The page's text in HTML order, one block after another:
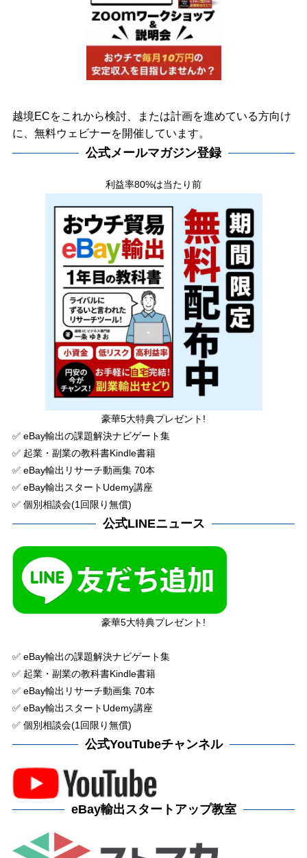
越境ECをこれから検討、または計画を進めている方向け
に、無料ウェビナーを開催しています。
公式メールマガジン登録
利益率80%は当たり前
豪華5大特典プレゼント!
✅ eBay輸出の課題解決ナビゲート集
✅ 起業・副業の教科書Kindle書籍
✅ eBay輸出リサーチ動画集 70本
✅ eBay輸出スタートUdemy講座
✅ 個別相談会(1回限り無償)
公式LINEニュース
豪華5大特典プレゼント!
✅ eBay輸出の課題解決ナビゲート集
✅ 起業・副業の教科書Kindle書籍
✅ eBay輸出リサーチ動画集 70本
✅ eBay輸出スタートUdemy講座
✅ 個別相談会(1回限り無償)
公式YouTubeチャンネル
eBay輸出スタートアップ教室